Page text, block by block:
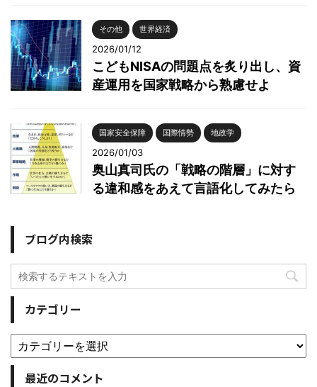
その他 世界経済
2026/01/12
こどもNISAの問題点を炙り出し、資
産運用を国家戦略から熟慮せよ
国家安全保障 国際情勢 地政学
2026/01/03
奥山真司氏の「戦略の階層」に対す
る違和感をあえて言語化してみたら
ブログ内検索
カテゴリー
最近のコメント